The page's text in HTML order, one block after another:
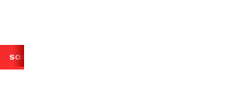
sosok